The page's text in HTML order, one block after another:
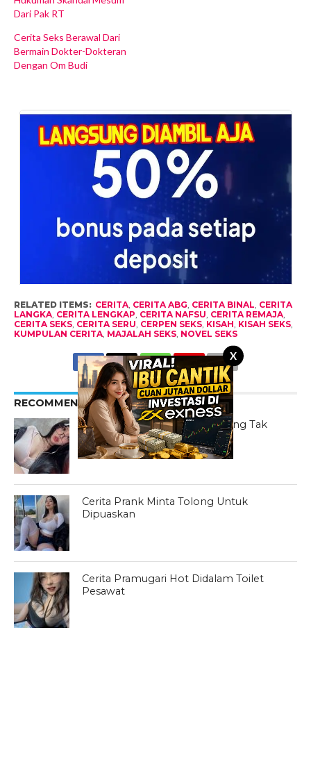
X
Dari Pak RT
Cerita Seks Berawal Dari
Bermain Dokter-Dokteran
Dengan Om Budi
RELATED ITEMS: CERITA, CERITA ABG, CERITA BINAL, CERITA
LANGKA, CERITA LENGKAP, CERITA NAFSU, CERITA REMAJA,
CERITA SEKS, CERITA SERU, CERPEN SEKS, KISAH, KISAH SEKS,
KUMPULAN CERITA, MAJALAH SEKS, NOVEL SEKS
RECOMMENDED FOR YOU
Kisah Mengikuti Rasa Birahi yang Tak
Terkendali
Cerita Prank Minta Tolong Untuk
Dipuaskan
Cerita Pramugari Hot Didalam Toilet
Pesawat